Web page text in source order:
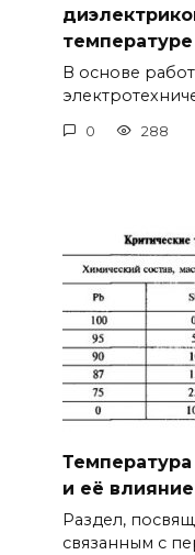
температуре
В основе
0 288
и её
Раздел,
связанным с